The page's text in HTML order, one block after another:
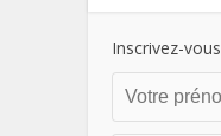
Inscrivez-